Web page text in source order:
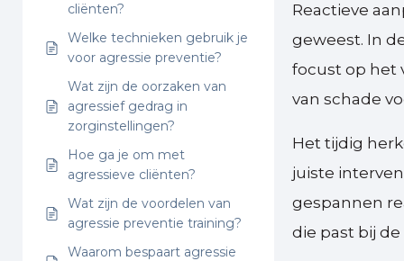
cliënten?
Welke technieken gebruik je
voor agressie preventie?
Wat zijn de oorzaken van
agressief gedrag in
zorginstellingen?
Hoe ga je om met
agressieve cliënten?
Wat zijn de voordelen van
agressie preventie training?
Waarom bespaart agressie
Reactieve
geweest. In
focust op het
van schade
Het tijdig
juiste
gespannen
die past bij de